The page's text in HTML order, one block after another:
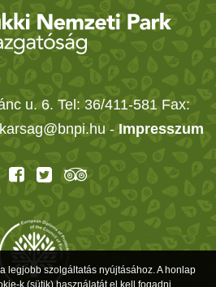
u. 6. Tel: 36/411-581 Fax:
- Impresszum
legjobb szolgáltatás nyújtásához. A honlap
k (sütik) használatát el kell fogadni.